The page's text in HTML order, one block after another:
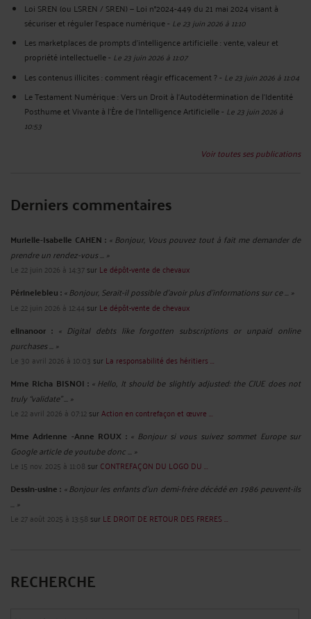
Loi SREN (ou LSREN / SREN) — Loi n°2024-449 du 21 mai 2024 visant à
sécuriser et réguler l’espace numérique- Le 23 juin 2026 à 11:10
Les marketplaces de prompts d’intelligence artificielle : vente, valeur et
propriété intellectuelle- Le 23 juin 2026 à 11:07
Les contenus illicites : comment réagir efficacement ?- Le 23 juin 2026 à 11:04
Le Testament Numérique : Vers un Droit à l'Autodétermination de l'Identité
Posthume et Vivante à l'Ère de l'Intelligence Artificielle- Le 23 juin 2026 à
10:53
Voir toutes ses publications
Derniers commentaires
Murielle-Isabelle CAHEN : « Bonjour, Vous pouvez tout à fait me demander de
prendre un rendez-vous ... »
Le 22 juin 2026 à 14:37sur Le dépôt-vente de chevaux
Périnelebleu :« Bonjour, Serait-il possible d'avoir plus d'informations sur ce ... »
Le 22 juin 2026 à 12:44 sur Le dépôt-vente de chevaux
elinanoor : « Digital debts like forgotten subscriptions or unpaid online
purchases ... »
Le 30 avril 2026 à 10:03 sur La responsabilité des héritiers ...
Mme Richa BISNOI : « Hello, It should be slightly adjusted: the CJUE does not
truly “validate” ... »
Le 22 avril 2026 à 07:12surAction en contrefaçon et œuvre ...
Mme Adrienne -Anne ROUX : « Bonjour si vous suivez sommet Europe sur
Google article de youtube donc ... »
Le 15 nov. 2025 à 11:08 sur CONTREFAÇON DU LOGO DU ...
Dessin-usine : « Bonjour les enfants d'un demi-frère décédé en 1986 peuvent-ils
... »
Le 27 août 2025 à 13:58 sur LE DROIT DE RETOUR DES FRERES ...
RECHERCHE